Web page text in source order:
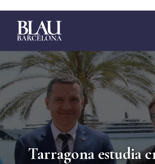
estudia crear un